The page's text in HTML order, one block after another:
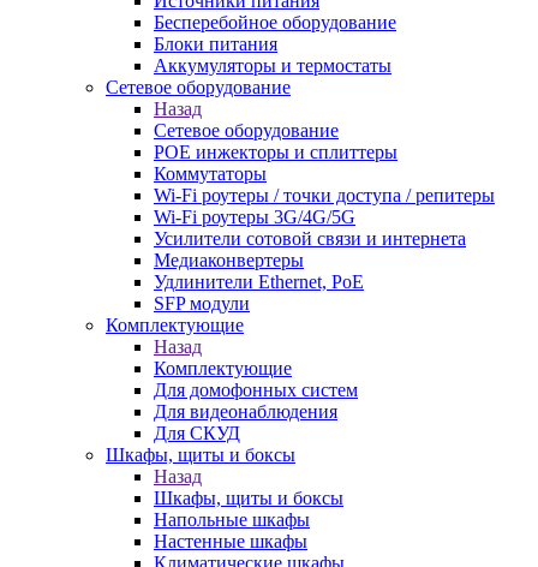
Бесперебойное оборудование
Блоки питания
Аккумуляторы и термостаты
Сетевое оборудование
Назад
Сетевое оборудование
POE инжекторы и сплиттеры
Коммутаторы
Wi-Fi роутеры / точки доступа / репитеры
Wi-Fi роутеры 3G/4G/5G
Усилители сотовой связи и интернета
Медиаконвертеры
Удлинители Ethernet, PoE
SFP модули
Комплектующие
Назад
Комплектующие
Для домофонных систем
Для видеонаблюдения
Для СКУД
Шкафы, щиты и боксы
Назад
Шкафы, щиты и боксы
Напольные шкафы
Настенные шкафы
Климатические шкафы